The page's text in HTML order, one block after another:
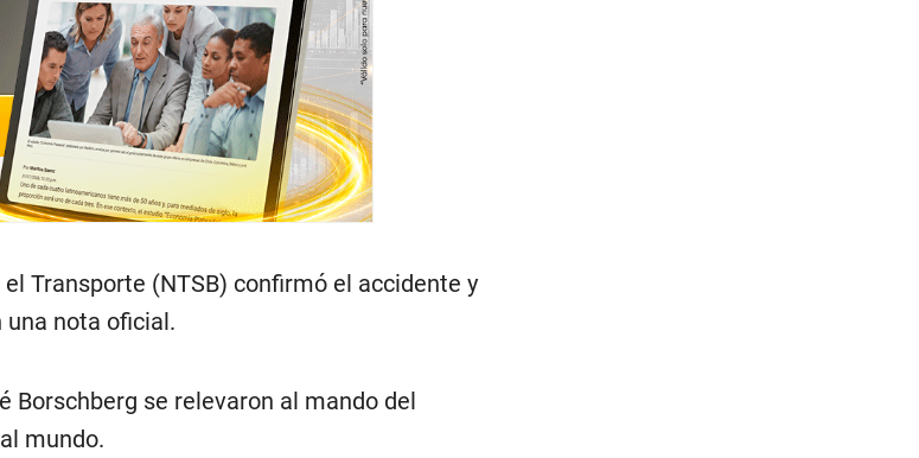
Transporte (NTSB) confirmó el accidente y
nota oficial.
Borschberg se relevaron al mando del
mundo.